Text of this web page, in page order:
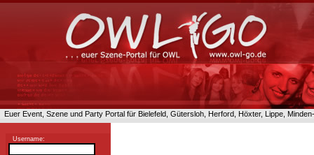
Euer Event, Szene und Party Portal für Bielefeld, Gütersloh, Herford, Höxter, Lippe,
Username: